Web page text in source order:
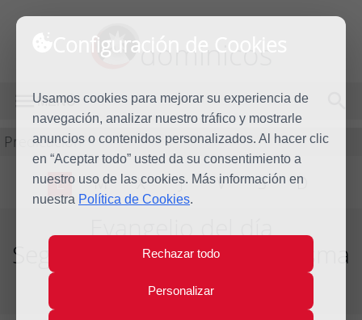
Configuración de Cookies
Usamos cookies para mejorar su experiencia de
navegación, analizar nuestro tráfico y mostrarle
anuncios o contenidos personalizados. Al hacer clic
en “Aceptar todo” usted da su consentimiento a
nuestro uso de las cookies. Más información en
nuestra Política de Cookies.
Rechazar todo
Personalizar
dominicos
MENÚ
Predicación
L M X J V S D
Evangelio del día
Segunda semana de Cuaresma
Del día 16 al 22 de Marzo de 2025